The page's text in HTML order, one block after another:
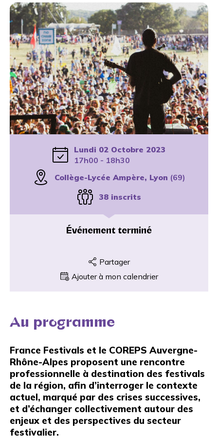
Lundi 02 Octobre 2023
17h00 - 18h30
Collège-Lycée Ampère, Lyon (69)
38 inscrits
Événement terminé
Partager
Ajouter à mon calendrier
Au programme
France Festivals et le COREPS Auvergne-
Rhône-Alpes proposent une rencontre
professionnelle à destination des festivals
de la région, afin d’interroger le contexte
actuel, marqué par des crises successives,
et d’échanger collectivement autour des
enjeux et des perspectives du secteur
festivalier.